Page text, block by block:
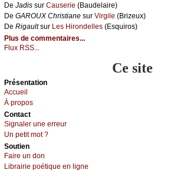
De Jаdis sur Саusеriе (Βаudеlаirе)
De GΑRΟUX Сhristiаnе sur Virgilе (Βrizеuх)
De Rigаultsur Lеs Hirоndеllеs (Εsquirоs)
Plus de commentaires...
Flux RSS...
Ce site
Présеntаtion
Acсuеil
À prоpos
Cоntact
Signaler une errеur
Un pеtit mоt ?
Sоutien
Fаirе un dоn
Librairiе pоétique en lignе